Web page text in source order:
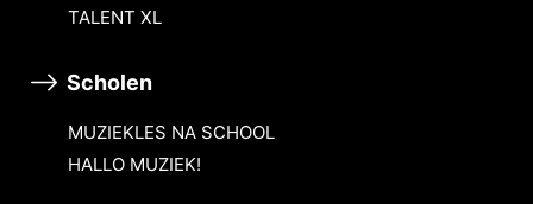
TALENT XL
Scholen
MUZIEKLES NA SCHOOL
HALLO MUZIEK!